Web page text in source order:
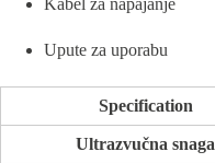
Kabel za napajanje
Upute za uporabu
Specification
Ultrazvučna snaga